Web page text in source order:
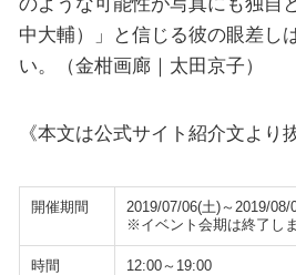
中大輔）」と信じる彼の眼差し
い。（金柑画廊｜太田京子）
《本文は公式サイト紹介文より
開催期間
2019/07/06(土)～2019/08/
※イベント会期は終了し
時間 12:00～19:00